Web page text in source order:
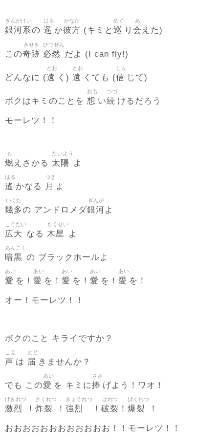
銀河系
ぎんがけい
の 遥
はる
か彼方
かなた
(キミと 巡
めぐ
り 会
あ
えた)
この奇跡
きせき
必然
ひつぜん
だよ (I can fly!)
どんなに (遠
とお
く) 遠
とお
くても (信
しん
じて)
ボクはキミのことを 想
おも
い続
つづ
けるだろう
モーレツ！！
燃
も
えさかる 太陽
たいよう
よ
遙
はる
かなる 月
つき
よ
幾多
いくた
の アンドロメダ銀河
ぎんが
よ
広大
こうだい
なる 木星
もくせい
よ
暗黒
あんこく
の ブラックホールよ
愛
あい
を！ 愛
あい
を！ 愛
あい
を！ 愛
あい
を！ 愛
あい
を！
オー！モーレツ！！
ボクのこと キライですか？
声
こえ
は 届
とど
きませんか？
でも この愛
あい
を キミに捧
ささ
げよう！ワオ！
激烈
げきれつ
！ 炸裂
さくれつ
！ 強烈
きょうれつ
！ 破裂
はれつ
！ 爆裂
ばくれつ
！
おおおおおおおおおおおお！！モーレツ！！